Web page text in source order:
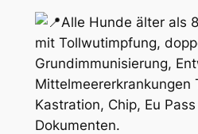
Alle Hunde älter als
mit Tollwutimpfung,
Grundimmunisierung,
Mittelmeererkrankungen
Kastration, Chip, Eu
Dokumenten.